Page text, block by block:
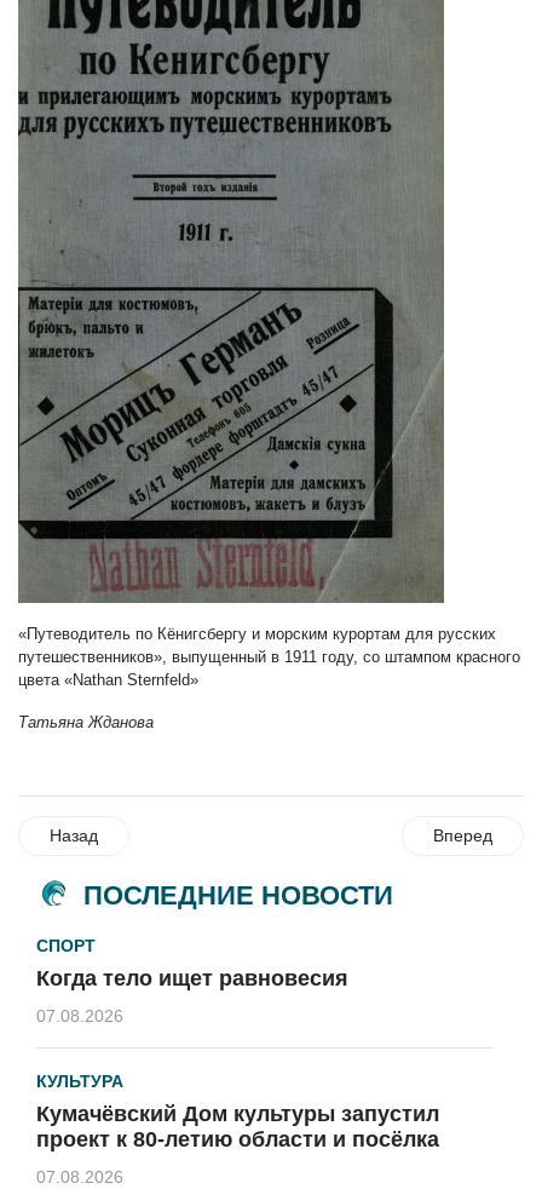
«Путеводитель по Кёнигсбергу и морским курортам для русских
путешественников», выпущенный в 1911 году, со штампом красного
цвета «Nathan Sternfeld»
Татьяна Жданова
Назад Вперед
ПОСЛЕДНИЕ НОВОСТИ
СПОРТ
Когда тело ищет равновесия
07.08.2026
КУЛЬТУРА
Кумачёвский Дом культуры запустил
проект к 80-летию области и посёлка
07.08.2026